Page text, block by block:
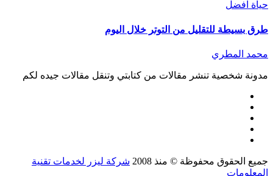
حياة افضل
طرق بسيطة للتقليل من التوتر خلال اليوم
محمد المطري
مدونة شخصية تنشر مقالات من كتابتي وتنقل مقالات جيده لكم
جميع الحقوق محفوظة © منذ 2008
شركة ليزر لخدمات تقنية
المعلومات